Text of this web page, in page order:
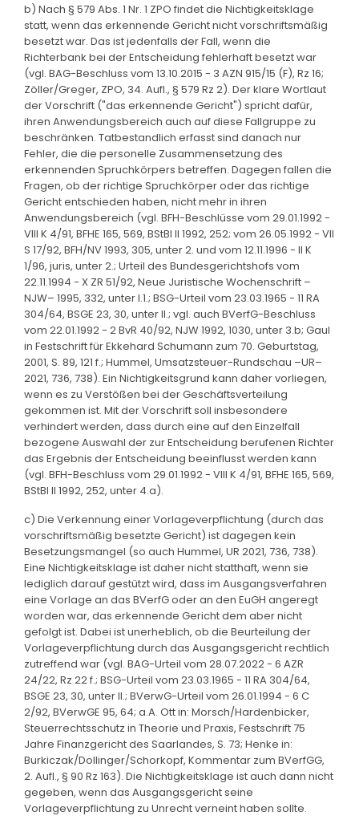
b) Nach § 579 Abs. 1 Nr. 1 ZPO findet die Nichtigkeitsklage
statt, wenn das erkennende Gericht nicht vorschriftsmäßig
besetzt war. Das ist jedenfalls der Fall, wenn die
Richterbank bei der Entscheidung fehlerhaft besetzt war
(vgl. BAG-Beschluss vom 13.10.2015 - 3 AZN 915/15 (F), Rz 16;
Zöller/Greger, ZPO, 34. Aufl., § 579 Rz 2). Der klare Wortlaut
der Vorschrift ("das erkennende Gericht") spricht dafür,
ihren Anwendungsbereich auch auf diese Fallgruppe zu
beschränken. Tatbestandlich erfasst sind danach nur
Fehler, die die personelle Zusammensetzung des
erkennenden Spruchkörpers betreffen. Dagegen fallen die
Fragen, ob der richtige Spruchkörper oder das richtige
Gericht entschieden haben, nicht mehr in ihren
Anwendungsbereich (vgl. BFH-Beschlüsse vom 29.01.1992 -
VIII K 4/91, BFHE 165, 569, BStBl II 1992, 252; vom 26.05.1992 - VII
S 17/92, BFH/NV 1993, 305, unter 2. und vom 12.11.1996 - II K
1/96, juris, unter 2.; Urteil des Bundesgerichtshofs vom
22.11.1994 - X ZR 51/92, Neue Juristische Wochenschrift –
NJW– 1995, 332, unter I.1.; BSG-Urteil vom 23.03.1965 - 11 RA
304/64, BSGE 23, 30, unter II.; vgl. auch BVerfG-Beschluss
vom 22.01.1992 - 2 BvR 40/92, NJW 1992, 1030, unter 3.b; Gaul
in Festschrift für Ekkehard Schumann zum 70. Geburtstag,
2001, S. 89, 121 f.; Hummel, Umsatzsteuer-Rundschau –UR–
2021, 736, 738). Ein Nichtigkeitsgrund kann daher vorliegen,
wenn es zu Verstößen bei der Geschäftsverteilung
gekommen ist. Mit der Vorschrift soll insbesondere
verhindert werden, dass durch eine auf den Einzelfall
bezogene Auswahl der zur Entscheidung berufenen Richter
das Ergebnis der Entscheidung beeinflusst werden kann
(vgl. BFH-Beschluss vom 29.01.1992 - VIII K 4/91, BFHE 165, 569,
BStBl II 1992, 252, unter 4.a).
c) Die Verkennung einer Vorlageverpflichtung (durch das
vorschriftsmäßig besetzte Gericht) ist dagegen kein
Besetzungsmangel (so auch Hummel, UR 2021, 736, 738).
Eine Nichtigkeitsklage ist daher nicht statthaft, wenn sie
lediglich darauf gestützt wird, dass im Ausgangsverfahren
eine Vorlage an das BVerfG oder an den EuGH angeregt
worden war, das erkennende Gericht dem aber nicht
gefolgt ist. Dabei ist unerheblich, ob die Beurteilung der
Vorlageverpflichtung durch das Ausgangsgericht rechtlich
zutreffend war (vgl. BAG-Urteil vom 28.07.2022 - 6 AZR
24/22, Rz 22 f.; BSG-Urteil vom 23.03.1965 - 11 RA 304/64,
BSGE 23, 30, unter II.; BVerwG-Urteil vom 26.01.1994 - 6 C
2/92, BVerwGE 95, 64; a.A. Ott in: Morsch/Hardenbicker,
Steuerrechtsschutz in Theorie und Praxis, Festschrift 75
Jahre Finanzgericht des Saarlandes, S. 73; Henke in:
Burkiczak/Dollinger/Schorkopf, Kommentar zum BVerfGG,
2. Aufl., § 90 Rz 163). Die Nichtigkeitsklage ist auch dann nicht
gegeben, wenn das Ausgangsgericht seine
Vorlageverpflichtung zu Unrecht verneint haben sollte.